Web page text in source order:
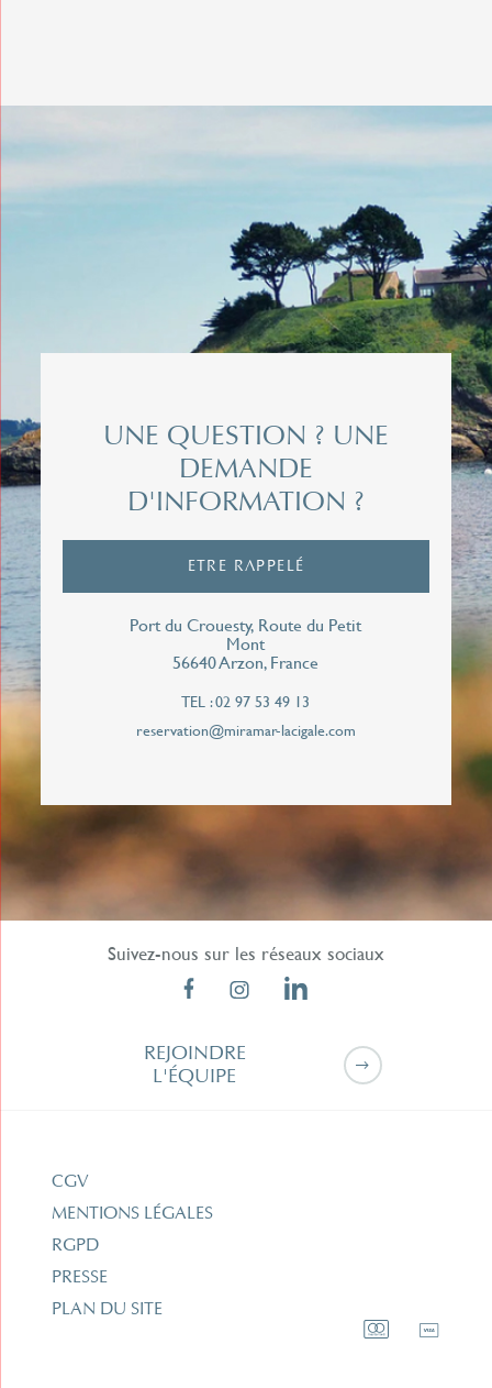
UNE QUESTION ? UNE
DEMANDE
D'INFORMATION ?
ETRE RAPPELÉ
Port du Crouesty, Route du Petit
Mont
56640 Arzon, France
TEL : 02 97 53 49 13
reservation@miramar-lacigale.com
Prénom*
Téléphone*
J'autorise le Miramar La Cigale à me contacter
de façon personnalisée pour répondre à cette
Suivez-nous sur les réseaux sociaux
REJOINDRE
L'ÉQUIPE
CGV
MENTIONS LÉGALES
RGPD
PRESSE
PLAN DU SITE